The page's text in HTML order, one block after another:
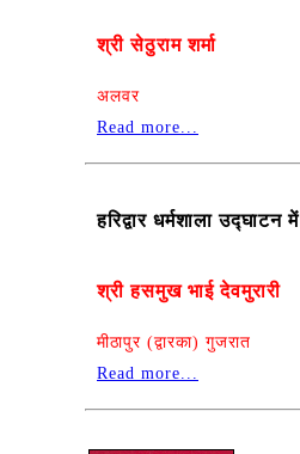
श्री सेठुराम शर्मा
अलवर
Read more...
हरिद्वार धर्मशाला
श्री हसमुख भाई देवमुरारी
मीठापुर (द्वारका) गुजरात
Read more...